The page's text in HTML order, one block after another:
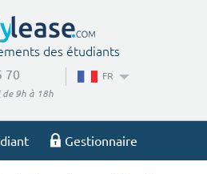
des étudiants
70
9h à 18h
FR
Gestionnaire